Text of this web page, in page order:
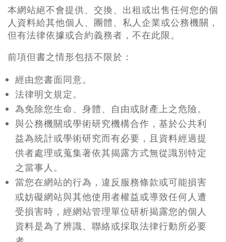
本網站絕不會提供、交換、出租或出售任何您的個
人資料給其他個人、團體、私人企業或公務機關，
但有法律依據或合約義務者，不在此限。
前項但書之情形包括不限於：
經由您書面同意。
法律明文規定。
為免除您生命、身體、自由或財產上之危險。
與公務機關或學術研究機構合作，基於公共利
益為統計或學術研究而有必要，且資料經過提
供者處理或蒐集著依其揭露方式無從識別特定
之當事人。
當您在網站的行為，違反服務條款或可能損害
或妨礙網站與其他使用者權益或導致任何人遭
受損害時，經網站管理單位研析揭露您的個人
資料是為了辨識、聯絡或採取法律行動所必要